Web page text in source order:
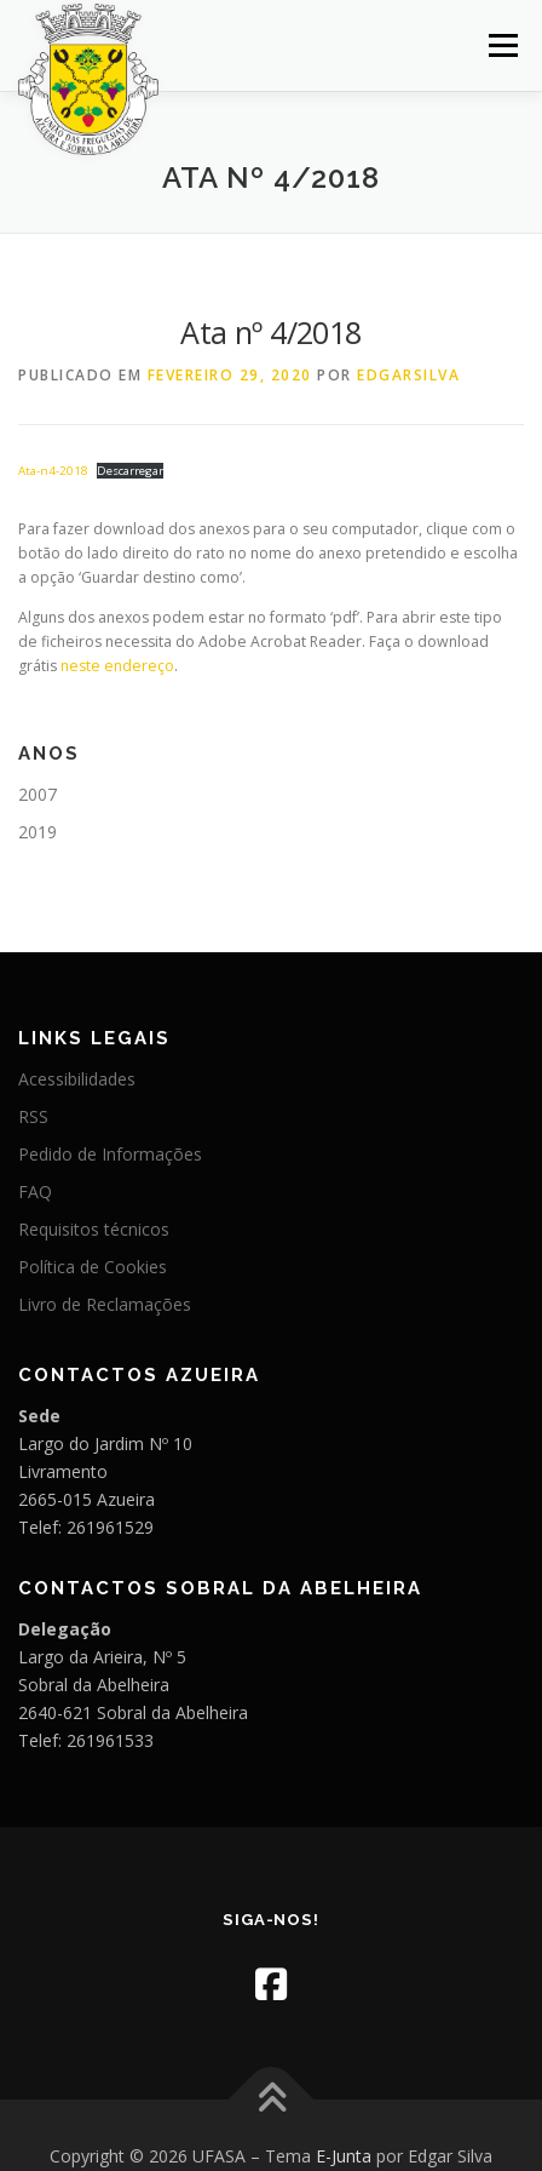
Saltar
conteúdo
Menu
INÍCIO JUNTA DE FREGUESIA
CONTACTOS
ATA Nº 4/2018
Ata nº 4/2018
PUBLICADO EM FEVEREIRO 29, 2020 POR EDGARSILVA
Ata-n4-2018 Descarregar
Para fazer download dos anexos para o seu computador, clique com o
botão do lado direito do rato no nome do anexo pretendido e escolha
a opção ‘Guardar destino como’.
Alguns dos anexos podem estar no formato ‘pdf’. Para abrir este tipo
de ficheiros necessita do Adobe Acrobat Reader. Faça o download
grátisneste endereço.
ANOS
2007
2019
LINKS LEGAIS
Acessibilidades
RSS
Pedido de Informações
FAQ
Requisitos técnicos
Política de Cookies
Livro de Reclamações
CONTACTOS AZUEIRA
Sede
Largo do Jardim Nº 10
Livramento
2665-015 Azueira
Telef: 261961529
CONTACTOS SOBRAL DA ABELHEIRA
Delegação
Largo da Arieira, Nº 5
Sobral da Abelheira
2640-621 Sobral da Abelheira
Telef: 261961533
SIGA-NOS!
Copyright © 2026 UFASA – Tema E-Junta por Edgar Silva